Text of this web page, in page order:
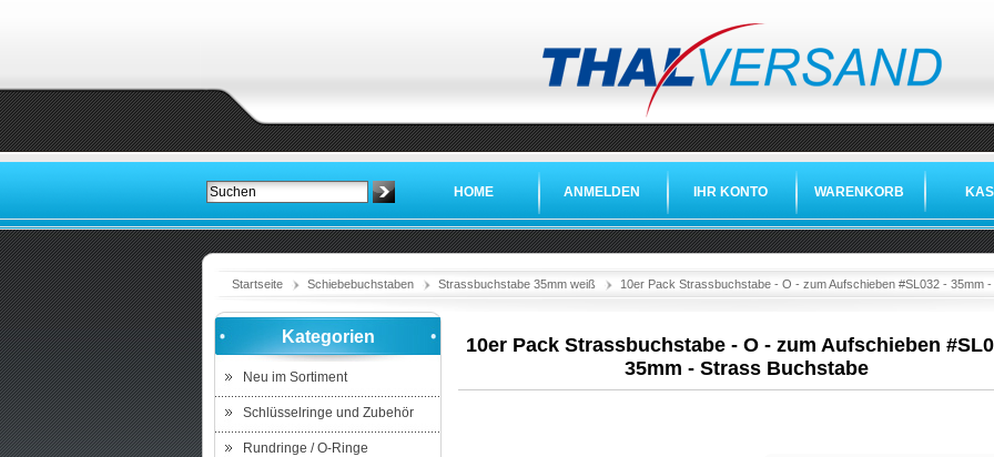
HOME ANMELDEN IHR KONTO WARENKORB
Startseite Schiebebuchstaben Strassbuchstabe 35mm weiß 10er Pack Strassbuchstabe - O - zum Aufschieben #SL032 - 35mm
Kategorien
Neu im Sortiment
Schlüsselringe und Zubehör
Rundringe / O-Ringe
10er Pack Strassbuchstabe - O - zum Aufschieben
35mm - Strass Buchstabe